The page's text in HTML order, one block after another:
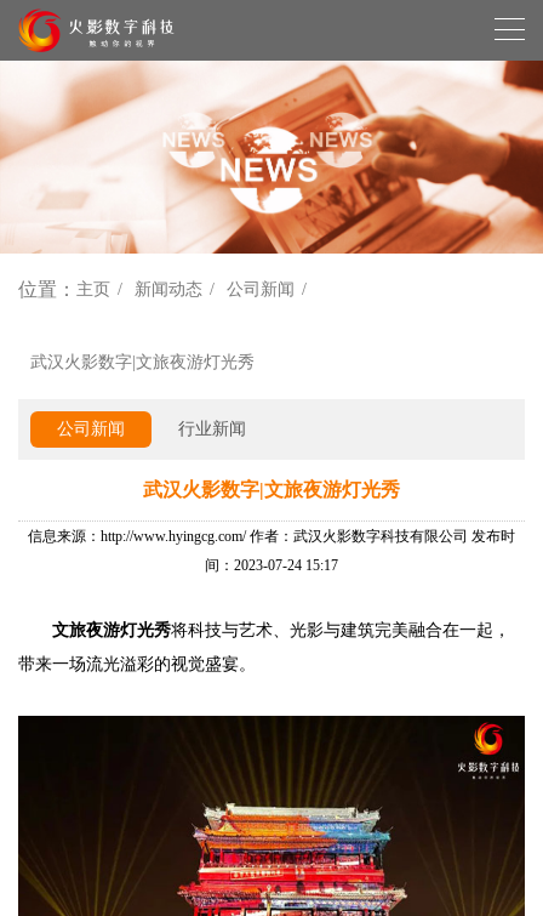
位置： 主页 新闻动态 公司新闻
武汉火影数字|文旅夜游灯光秀
公司新闻 行业新闻
武汉火影数字|文旅夜游灯光秀
信息来源：http://www.hyingcg.com/ 作者：武汉火影数字科技有限公司 发布时
间：2023-07-24 15:17
文旅夜游灯光秀将科技与艺术、光影与建筑完美融合在一起，
带来一场流光溢彩的视觉盛宴。